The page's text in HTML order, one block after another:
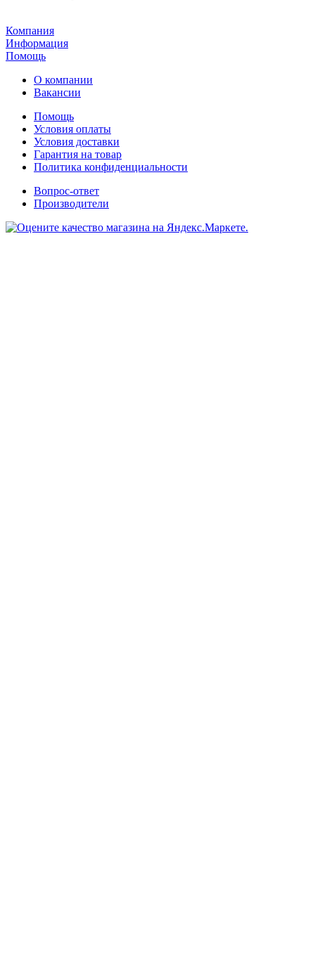
Компания
Информация
Помощь
О компании
Вакансии
Помощь
Условия оплаты
Условия доставки
Гарантия на товар
Политика конфиденциальности
Вопрос-ответ
Производители